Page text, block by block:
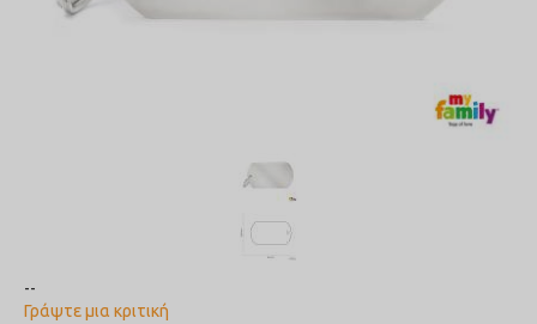
--
Γράψτε μια κριτική